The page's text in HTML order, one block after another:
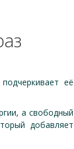
её
а свободный
добавляет